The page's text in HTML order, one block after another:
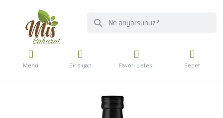
Menü Giriş yap Favori Listesi Sepet